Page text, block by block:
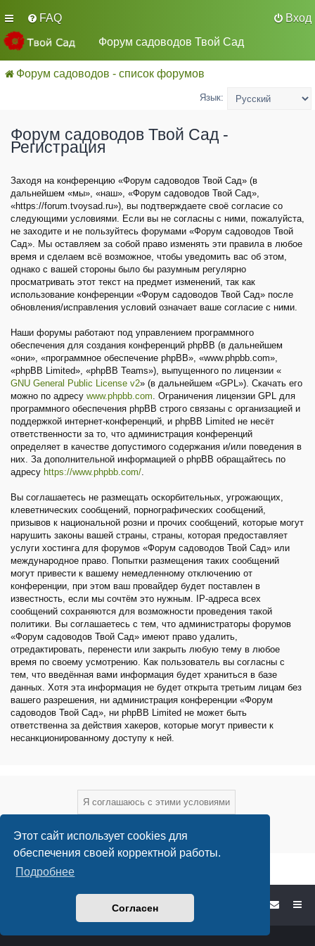
Этот сайт использует cookies для
обеспечения своей корректной работы.
Подробнее
Согласен
FAQ
Вход
Форум садоводов Твой Сад
Форум садоводов - список форумов
Язык:
Форум садоводов Твой Сад -
Регистрация
Заходя на конференцию «Форум садоводов Твой Сад» (в
дальнейшем «мы», «наш», «Форум садоводов Твой Сад»,
«https://forum.tvoysad.ru»), вы подтверждаете своё согласие со
следующими условиями. Если вы не согласны с ними, пожалуйста,
не заходите и не пользуйтесь форумами «Форум садоводов Твой
Сад». Мы оставляем за собой право изменять эти правила в любое
время и сделаем всё возможное, чтобы уведомить вас об этом,
однако с вашей стороны было бы разумным регулярно
просматривать этот текст на предмет изменений, так как
использование конференции «Форум садоводов Твой Сад» после
обновления/исправления условий означает ваше согласие с ними.
Наши форумы работают под управлением программного
обеспечения для создания конференций phpBB (в дальнейшем
«они», «программное обеспечение phpBB», «www.phpbb.com»,
«phpBB Limited», «phpBB Teams»), выпущенного по лицензии «
GNU General Public License v2» (в дальнейшем «GPL»). Скачать его
можно по адресу www.phpbb.com. Ограничения лицензии GPL для
программного обеспечения phpBB строго связаны с организацией и
поддержкой интернет-конференций, и phpBB Limited не несёт
ответственности за то, что администрация конференций
определяет в качестве допустимого содержания и/или поведения в
них. За дополнительной информацией о phpBB обращайтесь по
адресу https://www.phpbb.com/.
Вы соглашаетесь не размещать оскорбительных, угрожающих,
клеветнических сообщений, порнографических сообщений,
призывов к национальной розни и прочих сообщений, которые могут
нарушить законы вашей страны, страны, которая предоставляет
услуги хостинга для форумов «Форум садоводов Твой Сад» или
международное право. Попытки размещения таких сообщений
могут привести к вашему немедленному отключению от
конференции, при этом ваш провайдер будет поставлен в
известность, если мы сочтём это нужным. IP-адреса всех
сообщений сохраняются для возможности проведения такой
политики. Вы соглашаетесь с тем, что администраторы форумов
«Форум садоводов Твой Сад» имеют право удалить,
отредактировать, перенести или закрыть любую тему в любое
время по своему усмотрению. Как пользователь вы согласны с
тем, что введённая вами информация будет храниться в базе
данных. Хотя эта информация не будет открыта третьим лицам без
вашего разрешения, ни администрация конференции «Форум
садоводов Твой Сад», ни phpBB Limited не может быть
ответственна за действия хакеров, которые могут привести к
несанкционированному доступу к ней.
Форум садоводов - список форумов